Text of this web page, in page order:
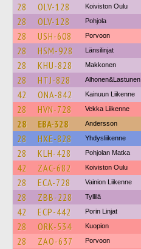
28 OLV-128 Koiviston Oulu
28 OLV-128 Pohjola
28 USH-608 Porvoon
28 HSM-928 Länsilinjat
28 KHU-828 Makkonen
28 HTJ-828 Alhonen&Lastunen
42 ONA-842 Kainuun Liikenne
28 HVN-728 Vekka Liikenne
28 EBA-328 Andersson
28 HXE-828 Yhdysliikenne
28 KLH-428 Pohjolan Matka
42 ZAC-682 Koiviston Oulu
28 ECA-728 Vainion Liikenne
28 ZBB-228 Tyllilä
42 ECP-442 Porin Linjat
28 ORK-534 Kuopion
28 ZAO-637 Porvoon